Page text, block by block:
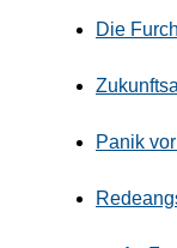
Die
Panik